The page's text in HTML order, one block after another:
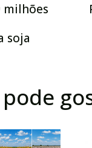
milhões
soja